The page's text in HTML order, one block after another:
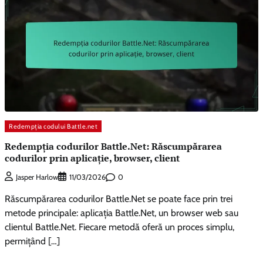
Redempția codului Battle.net
Redempția codurilor Battle.Net: Răscumpărarea
codurilor prin aplicație, browser, client
Jasper Harlow 11/03/2026 0
Răscumpărarea codurilor Battle.Net se poate face prin trei
metode principale: aplicația Battle.Net, un browser web sau
clientul Battle.Net. Fiecare metodă oferă un proces simplu,
permițând […]